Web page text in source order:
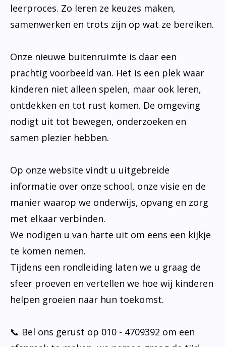
leerproces. Zo leren ze keuzes maken,
samenwerken en trots zijn op wat ze bereiken.
Onze nieuwe buitenruimte is daar een
prachtig voorbeeld van. Het is een plek waar
kinderen niet alleen spelen, maar ook leren,
ontdekken en tot rust komen. De omgeving
nodigt uit tot bewegen, onderzoeken en
samen plezier hebben.
Op onze website vindt u uitgebreide
informatie over onze school, onze visie en de
manier waarop we onderwijs, opvang en zorg
met elkaar verbinden.
We nodigen u van harte uit om eens een kijkje
te komen nemen.
Tijdens een rondleiding laten we u graag de
sfeer proeven en vertellen we hoe wij kinderen
helpen groeien naar hun toekomst.
📞 Bel ons gerust op 010 - 4709392 om een